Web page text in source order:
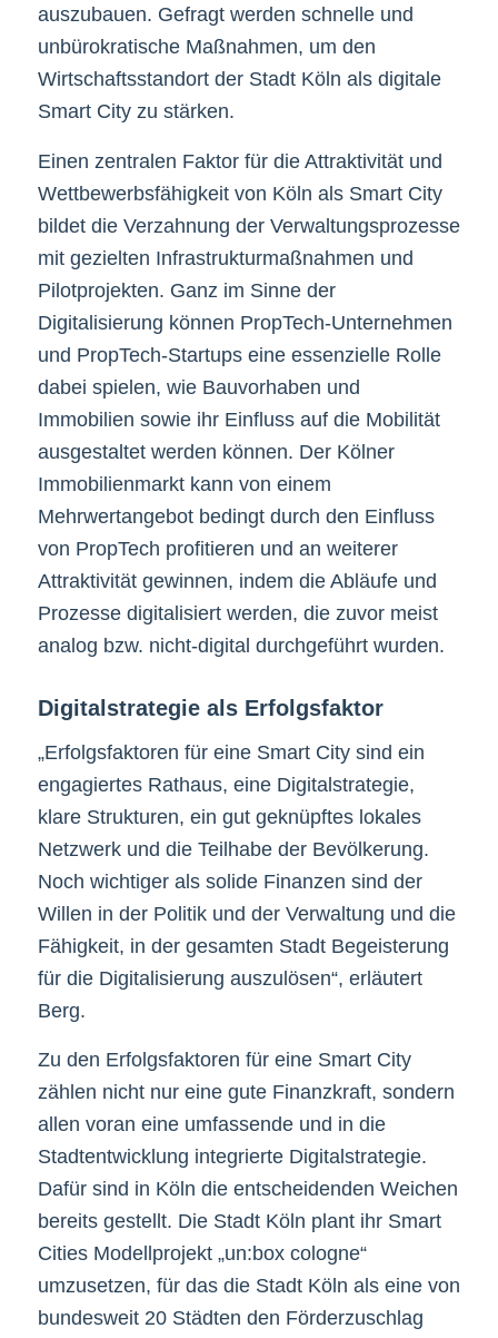
auszubauen. Gefragt werden schnelle und
unbürokratische Maßnahmen, um den
Wirtschaftsstandort der Stadt Köln als digitale
Smart City zu stärken.
Einen zentralen Faktor für die Attraktivität und
Wettbewerbsfähigkeit von Köln als Smart City
bildet die Verzahnung der Verwaltungsprozesse
mit gezielten Infrastrukturmaßnahmen und
Pilotprojekten. Ganz im Sinne der
Digitalisierung können PropTech-Unternehmen
und PropTech-Startups eine essenzielle Rolle
dabei spielen, wie Bauvorhaben und
Immobilien sowie ihr Einfluss auf die Mobilität
ausgestaltet werden können. Der Kölner
Immobilienmarkt kann von einem
Mehrwertangebot bedingt durch den Einfluss
von PropTech profitieren und an weiterer
Attraktivität gewinnen, indem die Abläufe und
Prozesse digitalisiert werden, die zuvor meist
analog bzw. nicht-digital durchgeführt wurden.
Digitalstrategie als Erfolgsfaktor
„Erfolgsfaktoren für eine Smart City sind ein
engagiertes Rathaus, eine Digitalstrategie,
klare Strukturen, ein gut geknüpftes lokales
Netzwerk und die Teilhabe der Bevölkerung.
Noch wichtiger als solide Finanzen sind der
Willen in der Politik und der Verwaltung und die
Fähigkeit, in der gesamten Stadt Begeisterung
für die Digitalisierung auszulösen“, erläutert
Berg.
Zu den Erfolgsfaktoren für eine Smart City
zählen nicht nur eine gute Finanzkraft, sondern
allen voran eine umfassende und in die
Stadtentwicklung integrierte Digitalstrategie.
Dafür sind in Köln die entscheidenden Weichen
bereits gestellt. Die Stadt Köln plant ihr Smart
Cities Modellprojekt „un:box cologne“
umzusetzen, für das die Stadt Köln als eine von
bundesweit 20 Städten den Förderzuschlag